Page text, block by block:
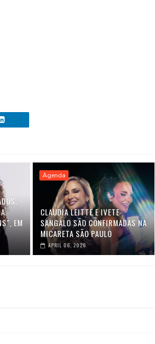
EM
Agenda
CLAUDIA LEITTE E IVETE
SANGALO SÃO CONFIRMADAS NA
MICARETA SÃO PAULO
APRIL 06, 2026